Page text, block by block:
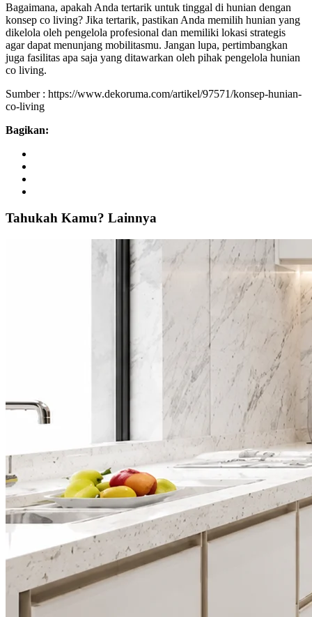
Bagaimana, apakah Anda tertarik untuk tinggal di hunian dengan
konsep co living? Jika tertarik, pastikan Anda memilih hunian yang
dikelola oleh pengelola profesional dan memiliki lokasi strategis
agar dapat menunjang mobilitasmu. Jangan lupa, pertimbangkan
juga fasilitas apa saja yang ditawarkan oleh pihak pengelola hunian
co living.
Sumber : https://www.dekoruma.com/artikel/97571/konsep-hunian-
co-living
Bagikan:
Tahukah Kamu? Lainnya